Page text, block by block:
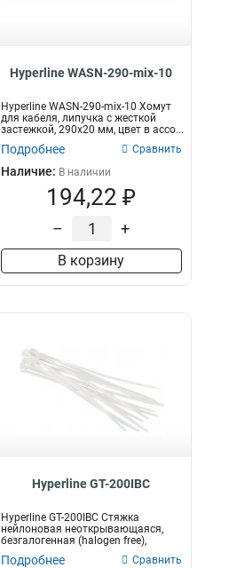
Hyperline WASN-290-mix-10
Hyperline WASN-290-mix-10 Хомут
для кабеля, липучка с жесткой
застежкой, 290x20 мм, цвет в ассо...
Подробнее Сравнить
Наличие: В наличии
194,22 ₽
– +
В корзину
Hyperline GT-200IBC
Hyperline GT-200IBC Стяжка
нейлоновая неоткрывающаяся,
безгалогенная (halogen free),
200x3.6мм,...
Подробнее Сравнить